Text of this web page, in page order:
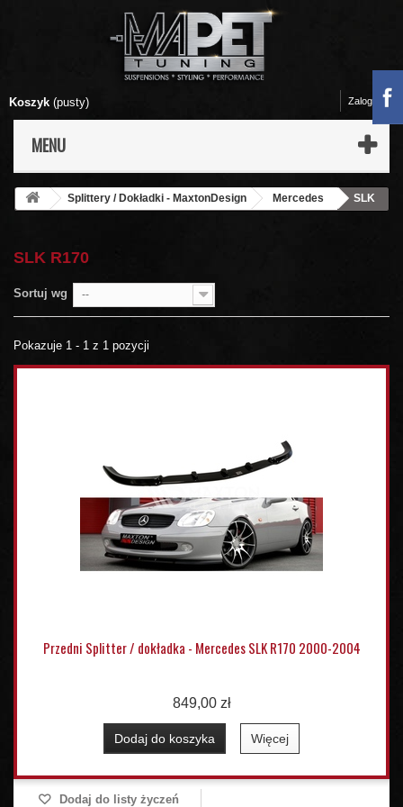
Koszyk (pusty)
MENU
Zaloguj się
Splittery / Dokładki - MaxtonDesign Mercedes
SLK
SLK R170
Sortuj wg --
Pokazuje 1 - 1 z 1 pozycji
Przedni Splitter / dokładka - Mercedes SLK R170 2000-2004
849,00 zł
Dodaj do koszyka Więcej
Dodaj do listy życzeń